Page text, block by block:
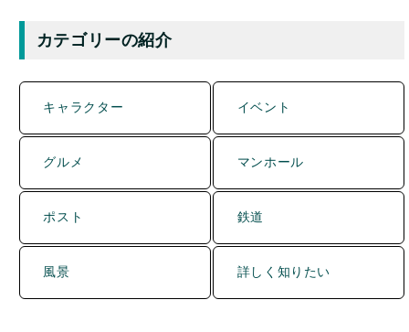
カテゴリーの紹介
キャラクター イベント
グルメ マンホール
ポスト 鉄道
風景 詳しく知りたい